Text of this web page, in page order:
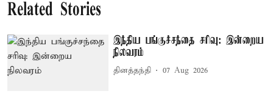
Related Stories
இந்திய பங்குச்சந்தை சரிவு: இன்றைய
நிலவரம்
தினத்தந்தி 07 Aug 2026